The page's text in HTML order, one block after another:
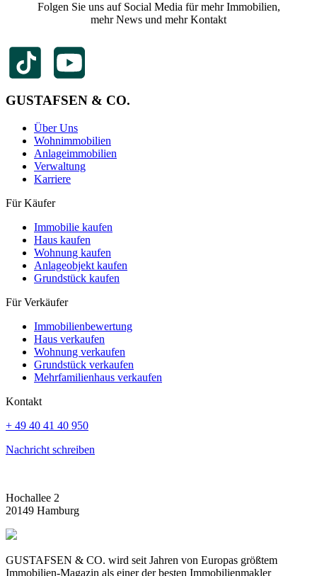
Folgen Sie uns auf Social Media für mehr Immobilien,
mehr News und mehr Kontakt
GUSTAFSEN & CO.
Über Uns
Wohnimmobilien
Anlageimmobilien
Verwaltung
Karriere
Für Käufer
Immobilie kaufen
Haus kaufen
Wohnung kaufen
Anlageobjekt kaufen
Grundstück kaufen
Für Verkäufer
Immobilienbewertung
Haus verkaufen
Wohnung verkaufen
Grundstück verkaufen
Mehrfamilienhaus verkaufen
Kontakt
+ 49 40 41 40 950
Nachricht schreiben
Hochallee 2
20149 Hamburg
GUSTAFSEN & CO. wird seit Jahren von Europas größtem
Immobilien-Magazin als einer der besten Immobilienmakler